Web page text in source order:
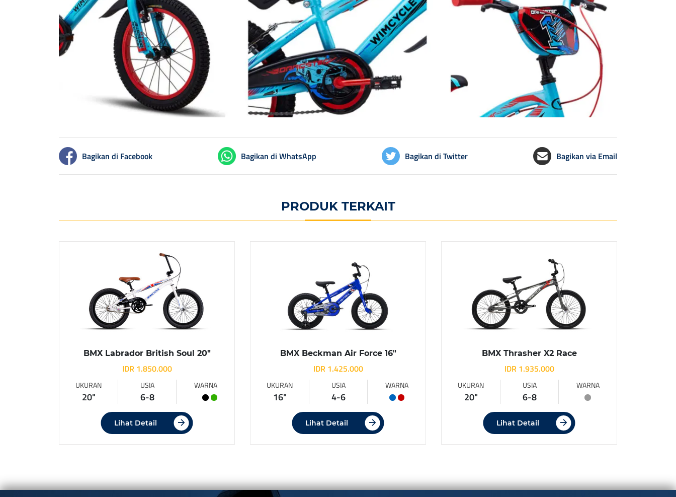
Bagikan di Facebook Bagikan di WhatsApp Bagikan di Twitter Bagikan via Email
PRODUK TERKAIT
BMX Labrador British Soul 20″
IDR 1.850.000
UKURAN
20"
USIA
6-8
WARNA
Lihat Detail
BMX Beckman Air Force 16″
IDR 1.425.000
UKURAN
16"
USIA
4-6
WARNA
Lihat Detail
BMX Thrasher X2 Race
IDR 1.935.000
UKURAN
20"
USIA
6-8
WARNA
Lihat Detail